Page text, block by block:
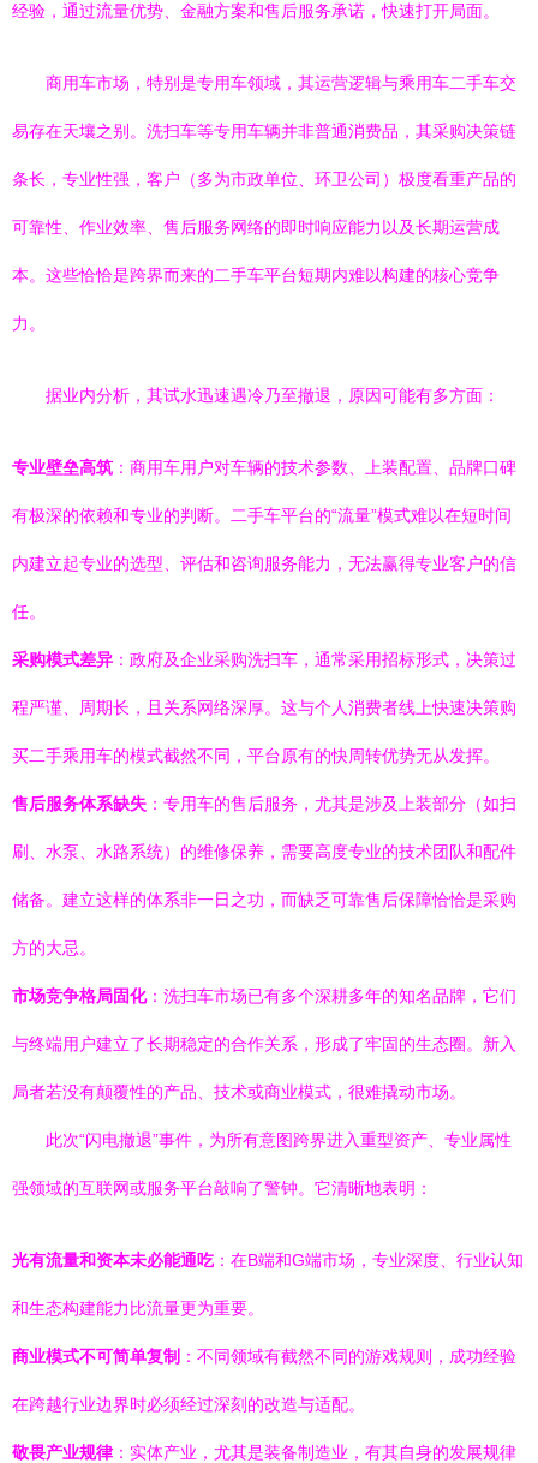
经验，通过流量优势、金融方案和售后服务承诺，快速打开局面。
商用车市场，特别是专用车领域，其运营逻辑与乘用车二手车交
易存在天壤之别。洗扫车等专用车辆并非普通消费品，其采购决策链
条长，专业性强，客户（多为市政单位、环卫公司）极度看重产品的
可靠性、作业效率、售后服务网络的即时响应能力以及长期运营成
本。这些恰恰是跨界而来的二手车平台短期内难以构建的核心竞争
力。
据业内分析，其试水迅速遇冷乃至撤退，原因可能有多方面：
专业壁垒高筑 ：商用车用户对车辆的技术参数、上装配置、品牌口碑
有极深的依赖和专业的判断。二手车平台的“流量”模式难以在短时间
内建立起专业的选型、评估和咨询服务能力，无法赢得专业客户的信
任。
采购模式差异 ：政府及企业采购洗扫车，通常采用招标形式，决策过
程严谨、周期长，且关系网络深厚。这与个人消费者线上快速决策购
买二手乘用车的模式截然不同，平台原有的快周转优势无从发挥。
售后服务体系缺失 ：专用车的售后服务，尤其是涉及上装部分（如扫
刷、水泵、水路系统）的维修保养，需要高度专业的技术团队和配件
储备。建立这样的体系非一日之功，而缺乏可靠售后保障恰恰是采购
方的大忌。
市场竞争格局固化：洗扫车市场已有多个深耕多年的知名品牌，它们
与终端用户建立了长期稳定的合作关系，形成了牢固的生态圈。新入
局者若没有颠覆性的产品、技术或商业模式，很难撬动市场。
此次“闪电撤退”事件，为所有意图跨界进入重型资产、专业属性
强领域的互联网或服务平台敲响了警钟。它清晰地表明：
光有流量和资本未必能通吃：在B端和G端市场，专业深度、行业认知
和生态构建能力比流量更为重要。
商业模式不可简单复制 ：不同领域有截然不同的游戏规则，成功经验
在跨越行业边界时必须经过深刻的改造与适配。
敬畏产业规律：实体产业，尤其是装备制造业，有其自身的发展规律